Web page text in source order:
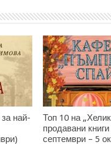
най-
Топ 10 на
продавани
септември – 5